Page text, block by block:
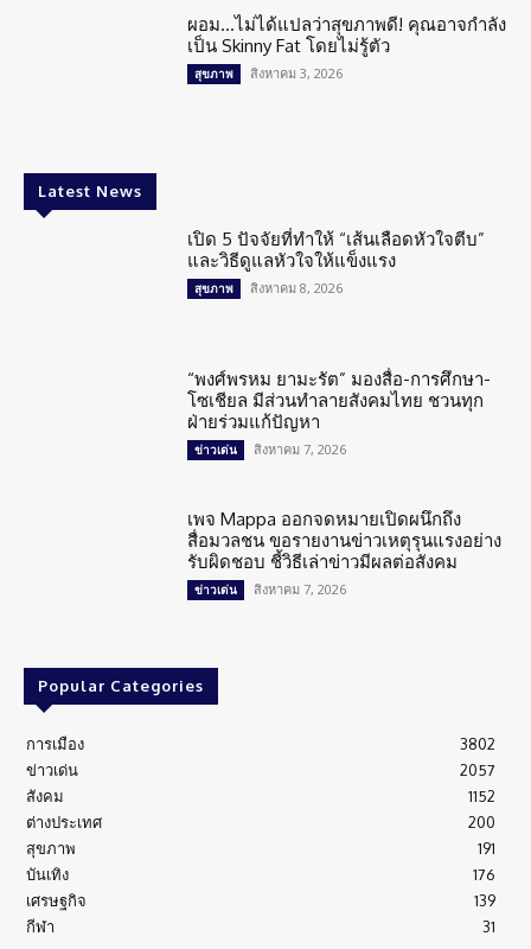
ผอม…ไม่ได้แปลว่าสุขภาพดี! คุณอาจกำลัง
เป็น Skinny Fat โดยไม่รู้ตัว
สุขภาพ สิงหาคม 3, 2026
Latest News
เปิด 5 ปัจจัยที่ทำให้ “เส้นเลือดหัวใจตีบ”
และวิธีดูแลหัวใจให้แข็งแรง
สุขภาพ สิงหาคม 8, 2026
“พงศ์พรหม ยามะรัต” มองสื่อ-การศึกษา-
โซเชียล มีส่วนทำลายสังคมไทย ชวนทุก
ฝ่ายร่วมแก้ปัญหา
ข่าวเด่น สิงหาคม 7, 2026
เพจ Mappa ออกจดหมายเปิดผนึกถึง
สื่อมวลชน ขอรายงานข่าวเหตุรุนแรงอย่าง
รับผิดชอบ ชี้วิธีเล่าข่าวมีผลต่อสังคม
ข่าวเด่น สิงหาคม 7, 2026
Popular Categories
การเมือง
3802
ข่าวเด่น
2057
สังคม
1152
ต่างประเทศ
200
สุขภาพ
191
บันเทิง
176
เศรษฐกิจ
139
กีฬา
31